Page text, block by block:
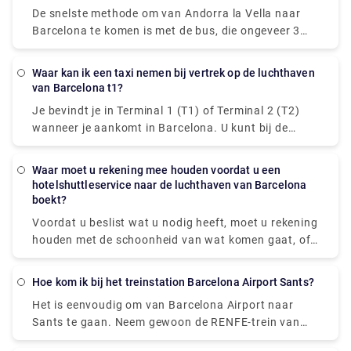
adelaars, reeën en lammergieren. Voor gemakkelijke
en vlotte autoritten, denk niet twee keer na voordat
gespecialiseerd in privétransfers naar de luchthaven
van Barcelona met deskundige chauffeurs en
op de luchthaven door uw transfer naar Barcelona
te reserveren met behulp van ons duidelijke en
gebruiksvriendelijke boekingssysteem. Uw chauffeur
zal u op de ontmoetingsplaats begroeten met een
De snelste methode om van Andorra la Vella naar
Barcelona te komen is met de bus, die ongeveer 3
uur en 15 minuten duurt.
Waar kan ik een taxi nemen bij vertrek op de luchthaven
van Barcelona t1?
Je bevindt je in Terminal 1 (T1) of Terminal 2 (T2)
wanneer je aankomt in Barcelona. U kunt bij de
taxi's komen door de wegwijzer naar het transport-
verschillende talen en met een auto-/buspictogram
wordt aangegeven, nadat u bent aangekomen en
verschillende mogelijkheden als u vooraf een
privétransfer of shuttleservice wilt boeken om u op
op onze tweetalige chauffeurs die u zullen
begroeten bij de bagageband en u helpen uw spullen
naar de wachtende auto te brengen. Afhankelijk van
Waar moet u rekening mee houden voordat u een
hotelshuttleservice naar de luchthaven van Barcelona
boekt?
Voordat u beslist wat u nodig heeft, moet u rekening
houden met de schoonheid van wat komen gaat, of
het nu gaat om een eenvoudige aflevering naar een
om het hele gezin naar Tibidabo Amusement Park te
vervoeren om klassiek te ervaren rijdt. Verken het
uitgestrekte natuurpark Serra de Collserola met een
gecharterde bus, of boek een sedan om romantiek
Hoe kom ik bij het treinstation Barcelona Airport Sants?
Het is eenvoudig om van Barcelona Airport naar
Sants te gaan. Neem gewoon de RENFE-trein van
Barcelona Airport naar Estació de Sants (algemeen